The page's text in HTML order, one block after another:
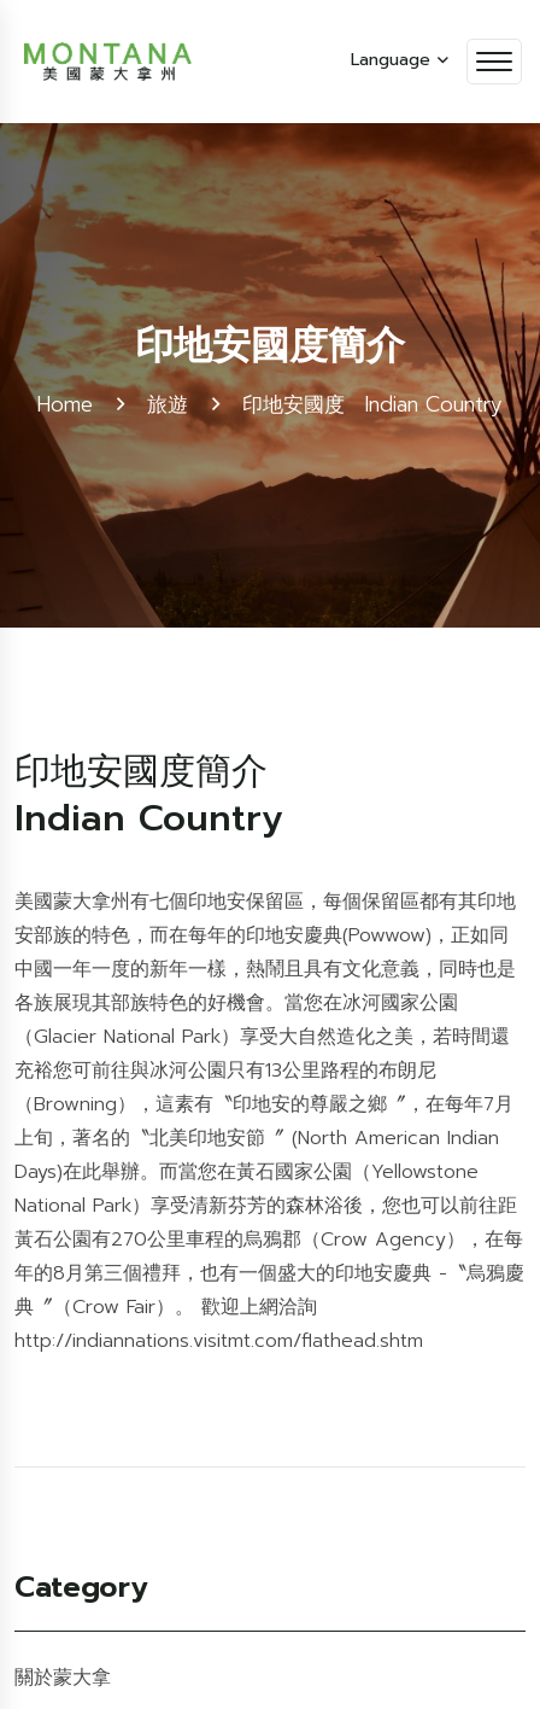
Language
印地安國度簡介
Home 旅遊 印地安國度 Indian Country
印地安國度簡介
Indian Country
美國蒙大拿州有七個印地安保留區，每個保留區都有其印地
安部族的特色，而在每年的印地安慶典(Powwow)，正如同
中國一年一度的新年一樣，熱鬧且具有文化意義，同時也是
各族展現其部族特色的好機會。當您在冰河國家公園
（Glacier National Park）享受大自然造化之美，若時間還
充裕您可前往與冰河公園只有13公里路程的布朗尼
（Browning），這素有〝印地安的尊嚴之鄉〞，在每年7月
上旬，著名的〝北美印地安節〞 (North American Indian
Days)在此舉辦。而當您在黃石國家公園（Yellowstone
National Park）享受清新芬芳的森林浴後，您也可以前往距
黃石公園有270公里車程的烏鴉郡（Crow Agency），在每
年的8月第三個禮拜，也有一個盛大的印地安慶典 -〝烏鴉慶
典〞（Crow Fair）。 歡迎上網洽詢
http://indiannations.visitmt.com/flathead.shtm
Category
關於蒙大拿